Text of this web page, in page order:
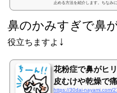
止める方法を紹介します。ちなみ
ない職場も多かったので今回はマ
水を止める対処法とあるので参考
は？私はどうやらスギの花粉症の
鼻のかみすぎで鼻
役立ちますよ ↓
花粉症で鼻がヒ
皮むけや乾燥で
https://30dai-nayami.com/